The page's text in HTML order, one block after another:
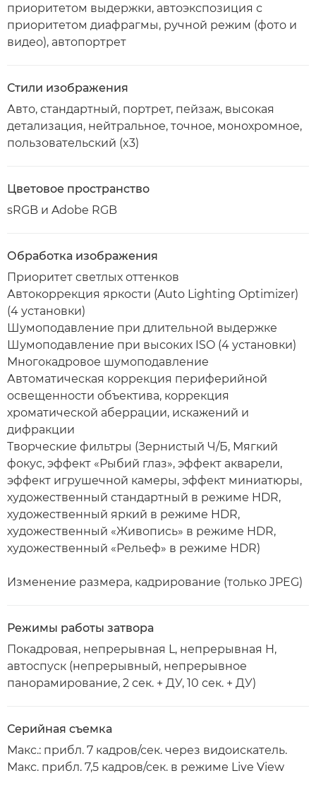
приоритетом выдержки, автоэкспозиция с
приоритетом диафрагмы, ручной режим (фото и
видео), автопортрет
Стили изображения
Авто, стандартный, портрет, пейзаж, высокая
детализация, нейтральное, точное, монохромное,
пользовательский (x3)
Цветовое пространство
sRGB и Adobe RGB
Обработка изображения
Приоритет светлых оттенков
Автокоррекция яркости (Auto Lighting Optimizer)
(4 установки)
Шумоподавление при длительной выдержке
Шумоподавление при высоких ISO (4 установки)
Многокадровое шумоподавление
Автоматическая коррекция периферийной
освещенности объектива, коррекция
хроматической аберрации, искажений и
дифракции
Творческие фильтры (Зернистый Ч/Б, Мягкий
фокус, эффект «Рыбий глаз», эффект акварели,
эффект игрушечной камеры, эффект миниатюры,
художественный стандартный в режиме HDR,
художественный яркий в режиме HDR,
художественный «Живопись» в режиме HDR,
художественный «Рельеф» в режиме HDR)
Изменение размера, кадрирование (только JPEG)
Режимы работы затвора
Покадровая, непрерывная L, непрерывная H,
автоспуск (непрерывный, непрерывное
панорамирование, 2 сек. + ДУ, 10 сек. + ДУ)
Серийная съемка
Макс.: прибл. 7 кадров/сек. через видоискатель.
Макс. прибл. 7,5 кадров/сек. в режиме Live View